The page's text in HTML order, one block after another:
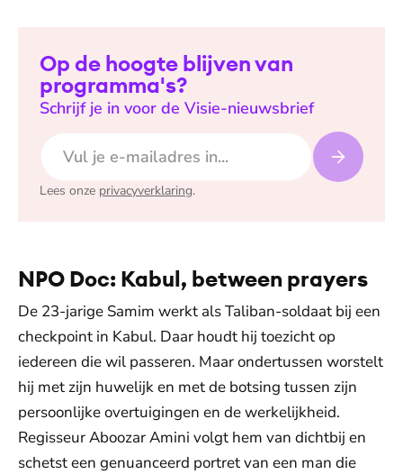
Op de hoogte blijven van
programma's?
Schrijf je in voor de Visie-nieuwsbrief
Lees onze privacyverklaring.
NPO Doc: Kabul, between prayers
De 23-jarige Samim werkt als Taliban-soldaat bij een
checkpoint in Kabul. Daar houdt hij toezicht op
iedereen die wil passeren. Maar ondertussen worstelt
hij met zijn huwelijk en met de botsing tussen zijn
persoonlijke overtuigingen en de werkelijkheid.
Regisseur Aboozar Amini volgt hem van dichtbij en
schetst een genuanceerd portret van een man die